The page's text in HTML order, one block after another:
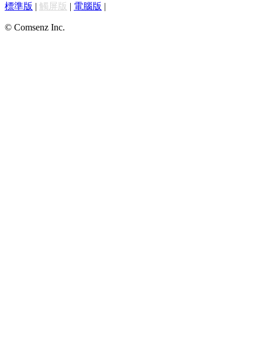
標準版 | 觸屏版 | 電腦版 |
© Comsenz Inc.